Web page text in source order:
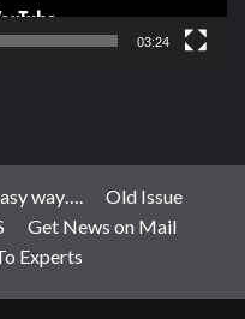
03:24
way….
Old Issue
Get News on Mail
Experts